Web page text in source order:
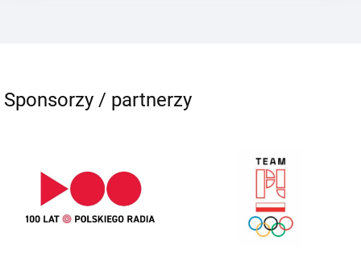
Sponsorzy / partnerzy